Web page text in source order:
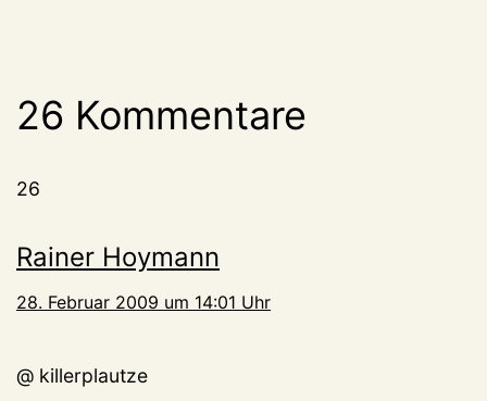
26 Kommentare
26
Rainer Hoymann
28. Februar 2009 um 14:01 Uhr
@ killerplautze